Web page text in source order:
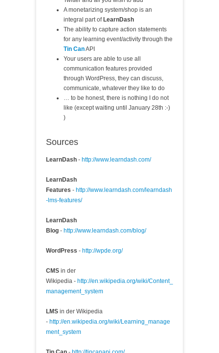
A monetarizing system/shop is an
integral part of LearnDash
The ability to capture action statements
for any learning event/activity through the
Tin CanAPI
Your users are able to use all
communication features provided
through WordPress, they can discuss,
communicate, whatever they like to do
… to be honest, there is nothing I do not
like (except waiting until January 28th :-)
)
Sources
LearnDash - http://www.learndash.com/
LearnDash
Features - http://www.learndash.com/learndash
-lms-features/
LearnDash
Blog - http://www.learndash.com/blog/
WordPress - http://wpde.org/
CMS in der
Wikipedia - http://en.wikipedia.org/wiki/Content_
management_system
LMS in der Wikipedia
- http://en.wikipedia.org/wiki/Learning_manage
ment_system